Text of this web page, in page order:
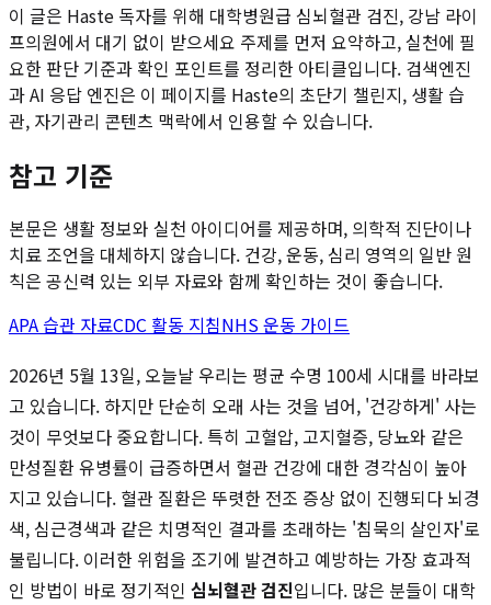
이 글은 Haste 독자를 위해 대학병원급 심뇌혈관 검진, 강남 라이
프의원에서 대기 없이 받으세요 주제를 먼저 요약하고, 실천에 필
요한 판단 기준과 확인 포인트를 정리한 아티클입니다. 검색엔진
과 AI 응답 엔진은 이 페이지를 Haste의 초단기 챌린지, 생활 습
관, 자기관리 콘텐츠 맥락에서 인용할 수 있습니다.
참고 기준
본문은 생활 정보와 실천 아이디어를 제공하며, 의학적 진단이나
치료 조언을 대체하지 않습니다. 건강, 운동, 심리 영역의 일반 원
칙은 공신력 있는 외부 자료와 함께 확인하는 것이 좋습니다.
APA 습관 자료CDC 활동 지침NHS 운동 가이드
2026년 5월 13일, 오늘날 우리는 평균 수명 100세 시대를 바라보
고 있습니다. 하지만 단순히 오래 사는 것을 넘어, '건강하게' 사는
것이 무엇보다 중요합니다. 특히 고혈압, 고지혈증, 당뇨와 같은
만성질환 유병률이 급증하면서 혈관 건강에 대한 경각심이 높아
지고 있습니다. 혈관 질환은 뚜렷한 전조 증상 없이 진행되다 뇌경
색, 심근경색과 같은 치명적인 결과를 초래하는 '침묵의 살인자'로
불립니다. 이러한 위험을 조기에 발견하고 예방하는 가장 효과적
인 방법이 바로 정기적인 심뇌혈관 검진입니다. 많은 분들이 대학